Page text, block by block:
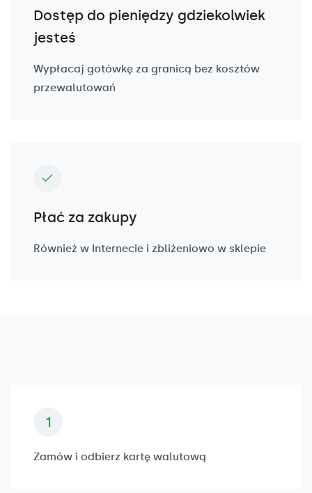
Dostęp do pieniędzy gdziekolwiek
jesteś
Wypłacaj gotówkę za granicą bez kosztów
przewalutowań
Płać za zakupy
Również w Internecie i zbliżeniowo w sklepie
Zamów i odbierz kartę walutową